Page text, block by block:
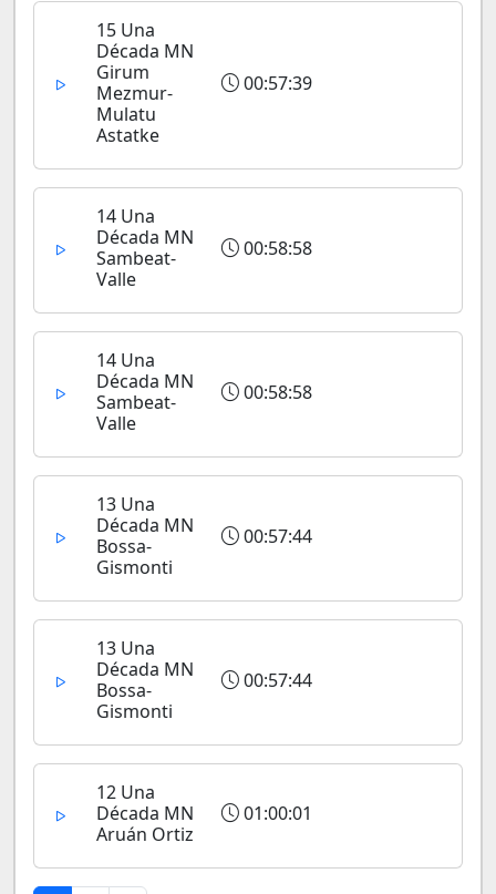
15 Una
Década MN
Girum
Mezmur-
Mulatu
Astatke
00:57:39
14 Una
Década MN
Sambeat-
Valle
00:58:58
14 Una
Década MN
Sambeat-
Valle
00:58:58
13 Una
Década MN
Bossa-
Gismonti
00:57:44
13 Una
Década MN
Bossa-
Gismonti
00:57:44
12 Una
Década MN
Aruán Ortiz
01:00:01